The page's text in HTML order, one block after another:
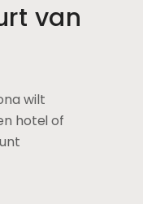
van
wilt
hotel of